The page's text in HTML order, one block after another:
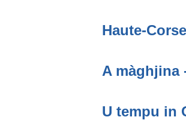
Haute-
A màghjina
U tempu in